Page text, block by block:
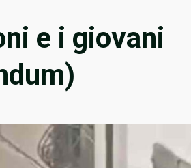
e i giovani